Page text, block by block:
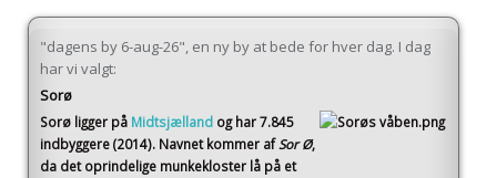
"dagens by 6-aug-26", en ny by at bede for hver dag. I dag
har vi valgt:
Sorø
Sorø ligger på Midtsjælland og har 7.845
indbyggere (2014). Navnet kommer af Sor Ø,
da det oprindelige munkekloster lå på et